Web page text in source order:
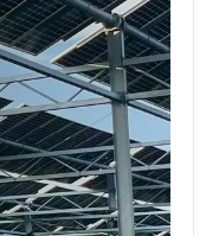
grâce
des projets